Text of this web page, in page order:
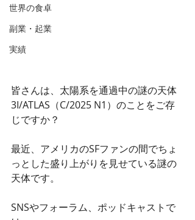
世界の食卓
副業・起業
実績
皆さんは、太陽系を通過中の謎の天体
3I/ATLAS（C/2025 N1）のことをご存
じですか？
最近、アメリカのSFファンの間でちょ
っとした盛り上がりを見せている謎の
天体です。
SNSやフォーラム、ポッドキャストで